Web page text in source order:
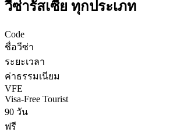
วีซ่ารัสเซีย ทุกประเภท
Code
ชื่อวีซ่า
ระยะเวลา
ค่าธรรมเนียม
VFE
Visa-Free Tourist
90 วัน
ฟรี